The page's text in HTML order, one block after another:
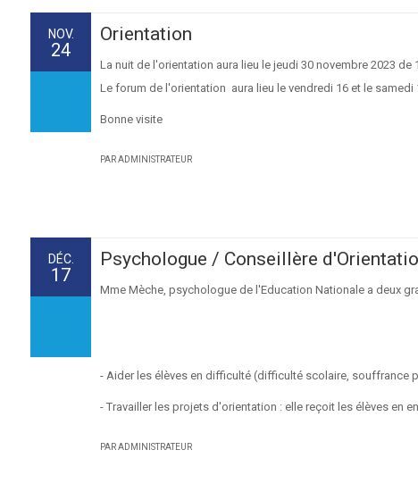
Orientation
La nuit de l'orientation aura lieu le jeudi 30 novembre 2023
Le forum de l'orientation aura lieu le vendredi 16 et le
Bonne visite
PAR ADMINISTRATEUR
NOV.
24
Psychologue / Conseillère
Mme Mèche, psychologue de l'Education Nationale a deux
- Aider les élèves en difficulté (difficulté scolaire, souffrance
- Travailler les projets d'orientation : elle reçoit les élèves en
PAR ADMINISTRATEUR
DÉC.
17